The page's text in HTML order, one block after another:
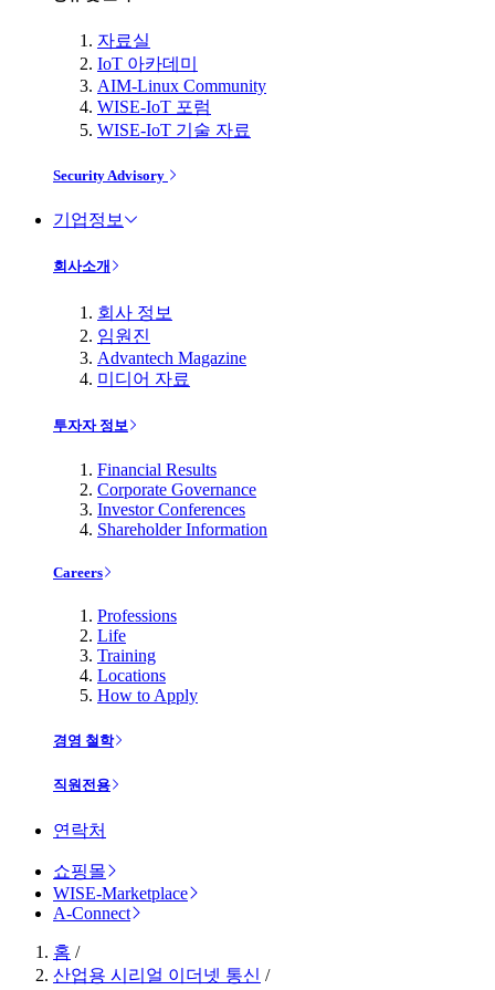
자료실
IoT 아카데미
AIM-Linux Community
WISE-IoT 포럼
WISE-IoT 기술 자료
Security Advisory
기업정보
회사소개
회사 정보
임원진
Advantech Magazine
미디어 자료
투자자 정보
Financial Results
Corporate Governance
Investor Conferences
Shareholder Information
Careers
Professions
Life
Training
Locations
How to Apply
경영 철학
직원전용
연락처
쇼핑몰
WISE-Marketplace
A-Connect
홈 /
산업용 시리얼 이더넷 통신 /